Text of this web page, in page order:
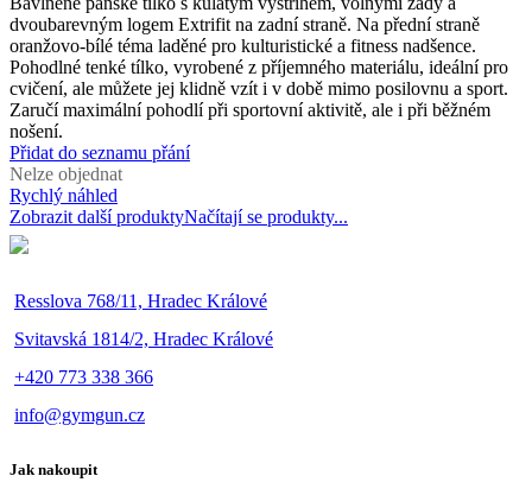
dvoubarevným logem Extrifit na zadní straně. Na přední straně
oranžovo-bílé téma laděné pro kulturistické a fitness nadšence.
Pohodlné tenké tílko, vyrobené z příjemného materiálu, ideální pro
cvičení, ale můžete jej klidně vzít i v době mimo posilovnu a sport.
Zaručí maximální pohodlí při sportovní aktivitě, ale i při běžném
nošení.
Přidat do seznamu přání
Nelze objednat
Rychlý náhled
Zobrazit další produktyNačítají se produkty...
Resslova 768/11, Hradec Králové
Svitavská 1814/2, Hradec Králové
+420 773 338 366
info@gymgun.cz
Jak nakoupit